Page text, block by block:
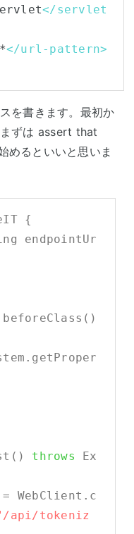
</servlet
</url-pattern>
を書きます。最初か
ずは assert that
めるといいと思いま
{
endpointUr
beforeClass()
throws Ex
api/tokeniz